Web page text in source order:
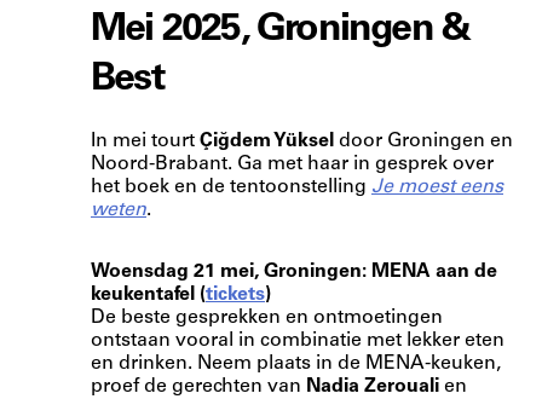
Mei 2025, Groningen &
Best
In mei tourt Çiğdem Yüksel door Groningen en
Noord-Brabant. Ga met haar in gesprek over
het boek en de tentoonstelling Je moest eens
weten.
Woensdag 21 mei, Groningen: MENA aan de
keukentafel (tickets)
De beste gesprekken en ontmoetingen
ontstaan vooral in combinatie met lekker eten
en drinken. Neem plaats in de MENA-keuken,
proef de gerechten van Nadia Zerouali en